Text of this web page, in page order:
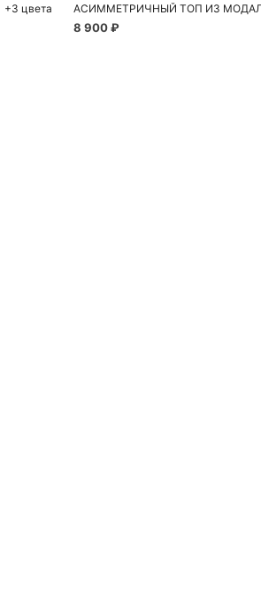
+3 цвета АСИММЕТРИЧНЫЙ ТОП ИЗ
8 900 ₽